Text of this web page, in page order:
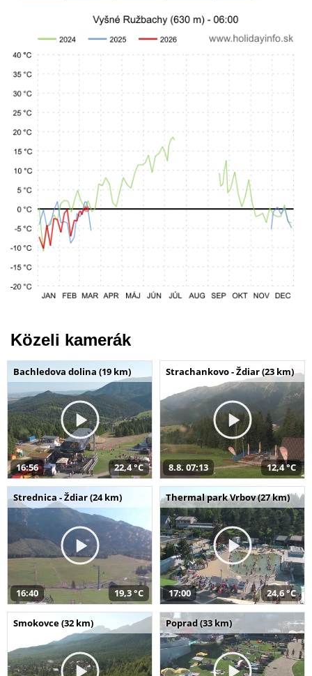
Közeli kamerák
Bachledova dolina (19 km)
16:56 22,4 °C
Strachankovo - Ždiar (23 km)
8.8. 07:13 12,4 °C
Strednica - Ždiar (24 km)
16:40 19,3 °C
Thermal park Vrbov (27 km)
17:00 24,6 °C
Smokovce (32 km) Poprad (33 km)